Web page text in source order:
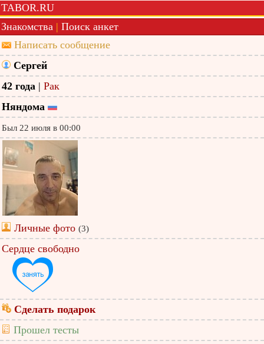
TABOR.RU
Знакомства | Поиск анкет
Написать сообщение
Сергей
42 года | Рак
Няндома
Был 22 июля в 00:00
Личные фото (3)
Сердце свободно
Сделать подарок
Прошел тесты